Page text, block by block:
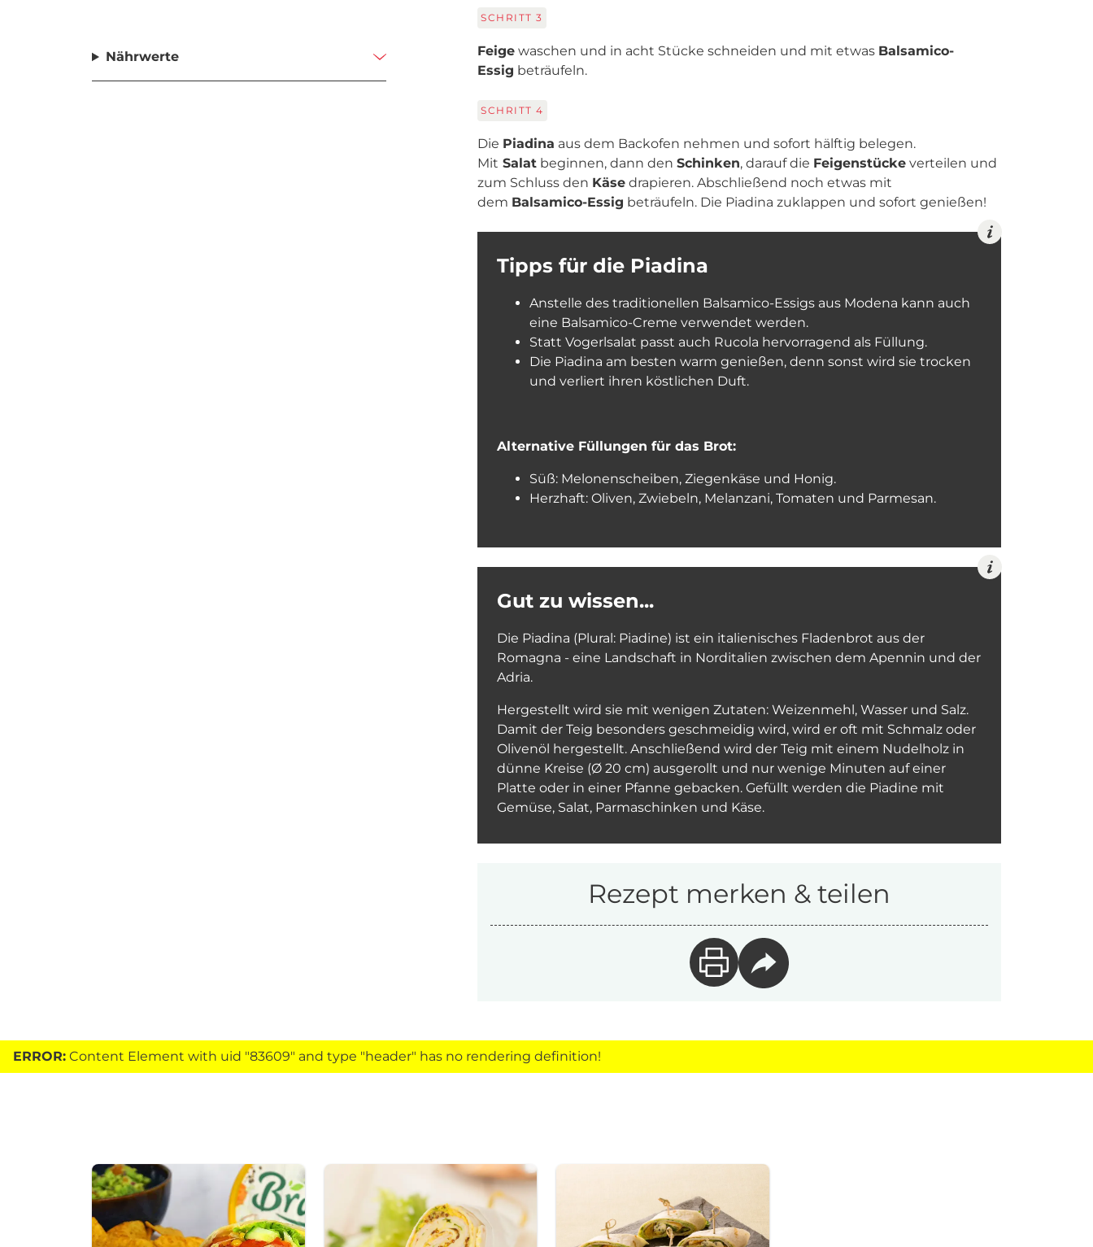
Nährwerte
SCHRITT 3
Feige waschen und in acht Stücke schneiden und mit etwas Balsamico-
Essig beträufeln.
SCHRITT 4
Die Piadina aus dem Backofen nehmen und sofort hälftig belegen.
Mit Salat beginnen, dann den Schinken, darauf die Feigenstücke verteilen und
zum Schluss den Käse drapieren. Abschließend noch etwas mit
dem Balsamico-Essig beträufeln. Die Piadina zuklappen und sofort genießen!
Tipps für die Piadina
Anstelle des traditionellen Balsamico-Essigs aus Modena kann auch
eine Balsamico-Creme verwendet werden.
Statt Vogerlsalat passt auch Rucola hervorragend als Füllung.
Die Piadina am besten warm genießen, denn sonst wird sie trocken
und verliert ihren köstlichen Duft.
Alternative Füllungen für das Brot:
Süß: Melonenscheiben, Ziegenkäse und Honig.
Herzhaft: Oliven, Zwiebeln, Melanzani, Tomaten und Parmesan.
Gut zu wissen...
Die Piadina (Plural: Piadine) ist ein italienisches Fladenbrot aus der
Romagna - eine Landschaft in Norditalien zwischen dem Apennin und der
Adria.
Hergestellt wird sie mit wenigen Zutaten: Weizenmehl, Wasser und Salz.
Damit der Teig besonders geschmeidig wird, wird er oft mit Schmalz oder
Olivenöl hergestellt. Anschließend wird der Teig mit einem Nudelholz in
dünne Kreise (Ø 20 cm) ausgerollt und nur wenige Minuten auf einer
Platte oder in einer Pfanne gebacken. Gefüllt werden die Piadine mit
Gemüse, Salat, Parmaschinken und Käse.
Rezept merken & teilen
ERROR: Content Element with uid "83609" and type "header" has no rendering definition!